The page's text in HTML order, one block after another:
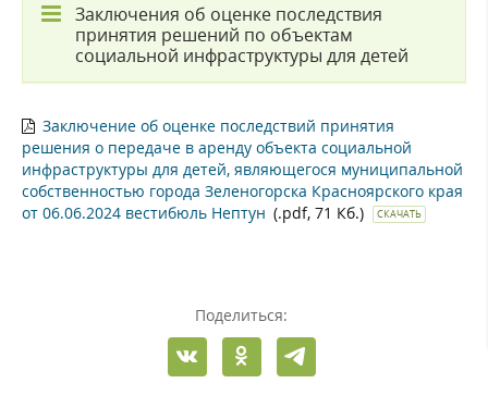
Заключения об оценке последствия
принятия решений по объектам
социальной инфраструктуры для детей
Заключение об оценке последствий принятия
решения о передаче в аренду объекта социальной
инфраструктуры для детей, являющегося муниципальной
собственностью города Зеленогорска Красноярского края
от 06.06.2024 вестибюль Нептун (.pdf, 71 Кб.) СКАЧАТЬ
Поделиться: